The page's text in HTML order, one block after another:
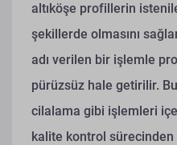
altıköşe profillerin
şekillerde olmasını
adı verilen bir işlemle
pürüzsüz hale getirilir.
cilalama gibi işlemleri
kalite kontrol